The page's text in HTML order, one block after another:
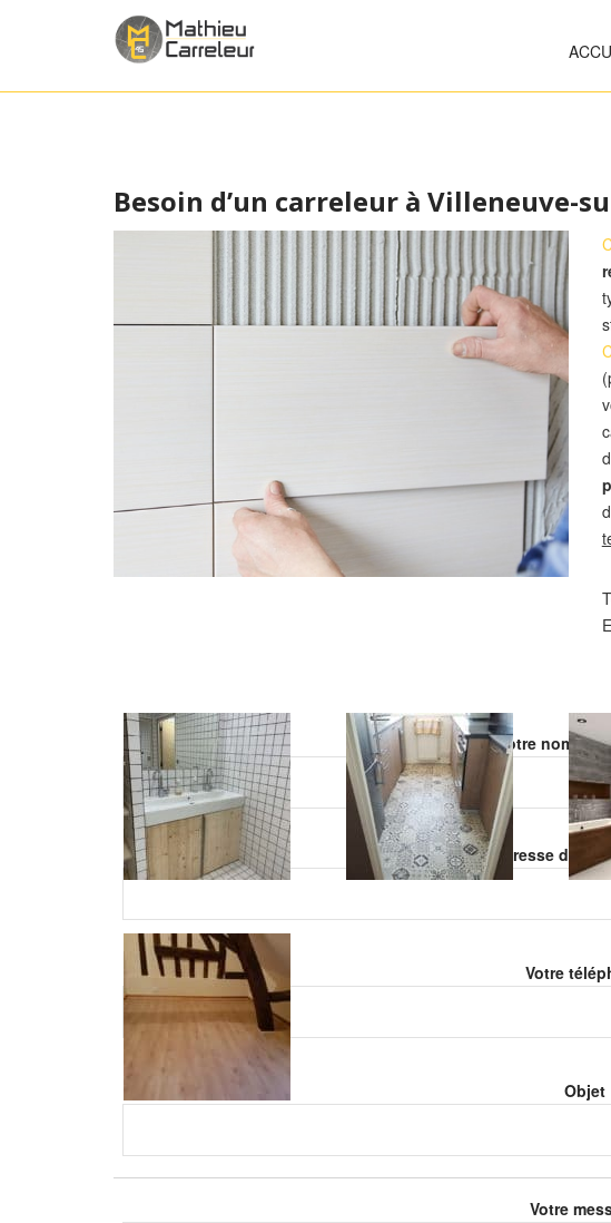
Besoin d’un carreleur à Villeneuve-
Votre nom
Votre adresse de
Votre
Objet
Votre